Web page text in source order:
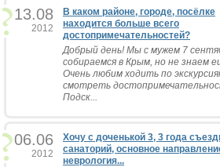
13.08
2012
В каком районе, городе, посёлке
находится больше всего
достопримечательностей?
Добрый день! Мы с мужем 7
собираемся в Крым, но не знаем
Очень любим ходить по
смотреть
Подск...
06.06
2012
Хочу с доченькой 3, 3 года
санаторий, основное
неврология...